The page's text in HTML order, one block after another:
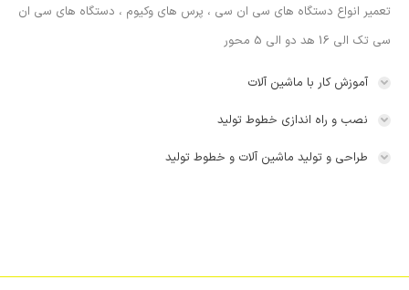
تعمیر انواع دستگاه های سی ان سی ، پرس های وکیوم ، دستگاه های سی ان
سی تک الی 16 هد دو الی 5 محور
آموزش کار با ماشین آلات
نصب و راه اندازی خطوط تولید
طراحی و تولید ماشین آلات و خطوط تولید